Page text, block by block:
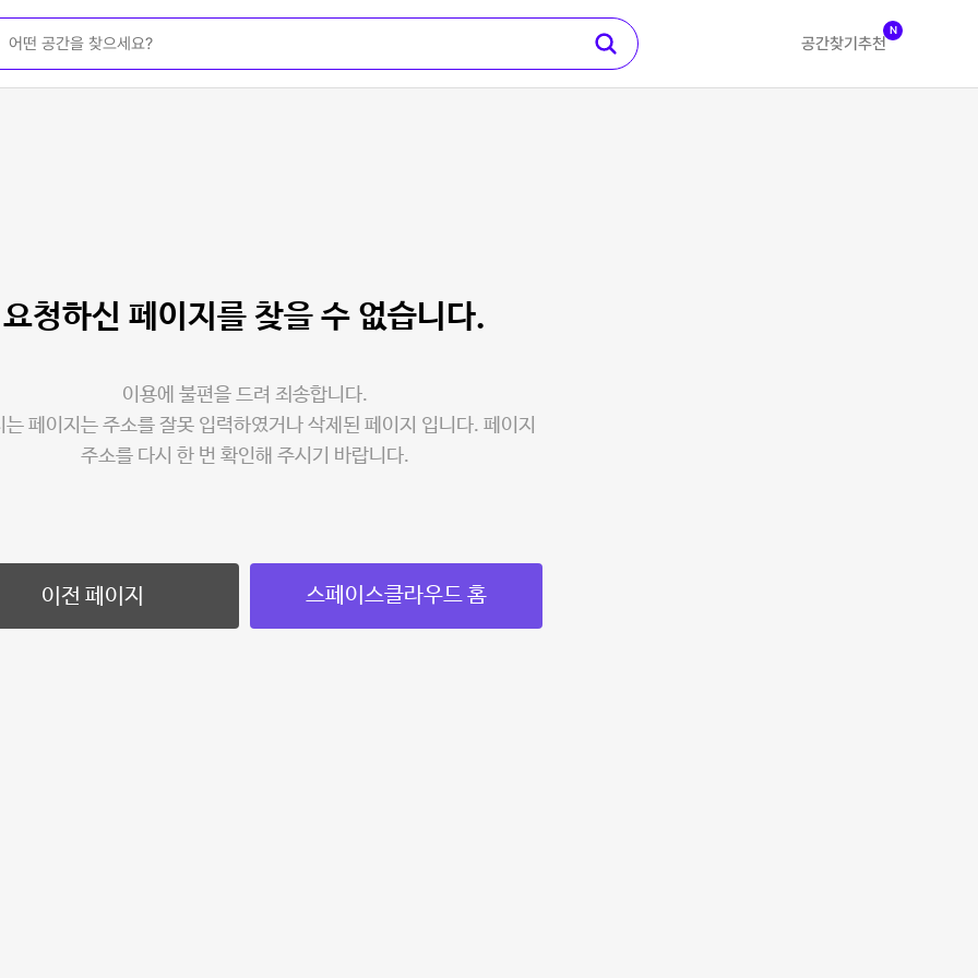
공간찾기 추천
N
요청하신 페이지를 찾을 수 없습니다.
이용에 불편을 드려 죄송합니다.
는 페이지는 주소를 잘못 입력하였거나 삭제된 페이지 입니다. 페이지
주소를 다시 한 번 확인해 주시기 바랍니다.
이전 페이지 스페이스클라우드 홈